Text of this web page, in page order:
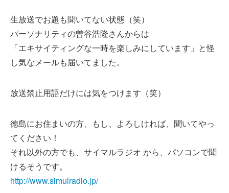
生放送でお題も聞いてない状態（笑）
パーソナリティの曽谷浩隆さんからは
「エキサイティングな一時を楽しみにしています」と怪
し気なメールも届いてました。
放送禁止用語だけには気をつけます（笑）
徳島にお住まいの方、もし、よろしければ、聞いてやっ
て ください！
それ以外の方でも、サイマルラジオ から、パソコンで聞
けるそうです。
http://www.simulradio.jp/